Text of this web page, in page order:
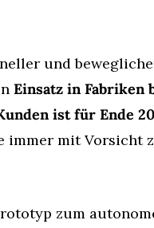
und
Einsatz in Fabriken
ist für Ende
immer mit Vorsicht
zum